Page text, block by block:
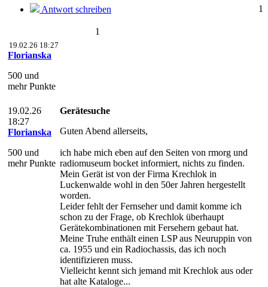
Antwort schreiben 1
1
19.02.26 18:27
Florianska
500 und
mehr Punkte
19.02.26
18:27
Florianska
500 und
mehr Punkte
Gerätesuche
Guten Abend allerseits,
ich habe mich eben auf den Seiten von rmorg und
radiomuseum bocket informiert, nichts zu finden.
Mein Gerät ist von der Firma Krechlok in
Luckenwalde wohl in den 50er Jahren hergestellt
worden.
Leider fehlt der Fernseher und damit komme ich
schon zu der Frage, ob Krechlok überhaupt
Gerätekombinationen mit Fersehern gebaut hat.
Meine Truhe enthält einen LSP aus Neuruppin von
ca. 1955 und ein Radiochassis, das ich noch
identifizieren muss.
Vielleicht kennt sich jemand mit Krechlok aus oder
hat alte Kataloge...